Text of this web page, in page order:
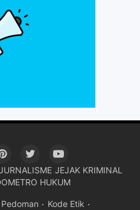
JEJAK KRIMINAL
HUKUM
Pedoman Kode Etik